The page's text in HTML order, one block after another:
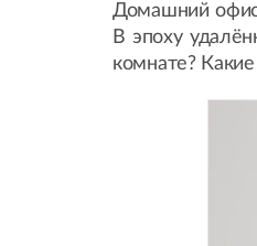
Домашний офис
В эпоху
комнате?